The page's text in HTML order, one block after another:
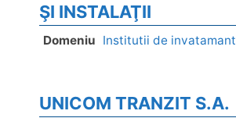
ŞI INSTALAŢII
Domeniu Institutii de invatamant
UNICOM TRANZIT S.A.